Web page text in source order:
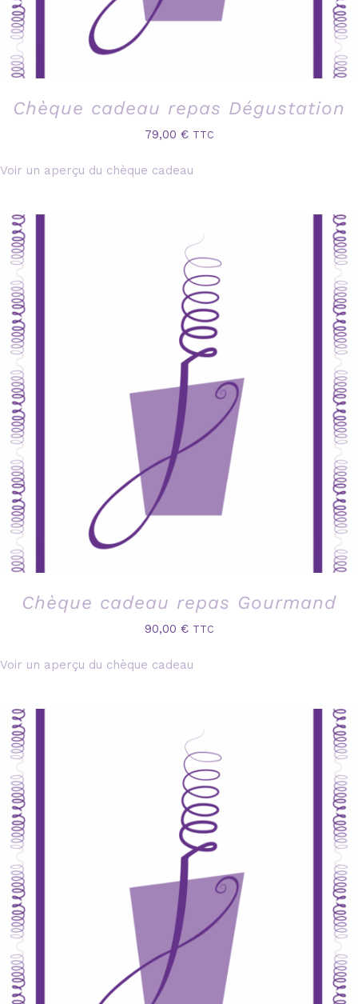
Chèque cadeau repas Dégustation
79,00 € TTC
Voir un aperçu du chèque cadeau
Chèque cadeau repas Gourmand
90,00 € TTC
Voir un aperçu du chèque cadeau